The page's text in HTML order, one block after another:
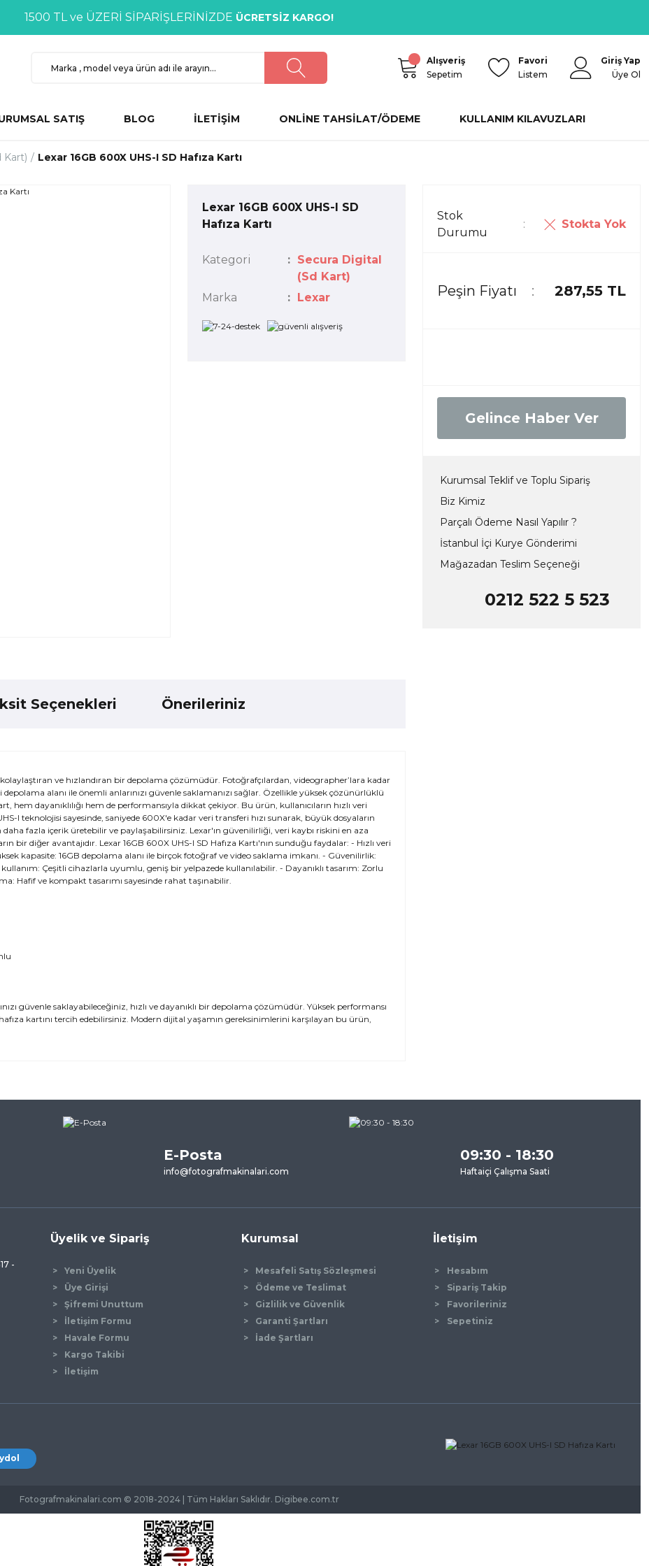
1500 TL ve ÜZERİ SİPARİŞLERİNİZDE ÜCRETSİZ KARGO!
Alışveriş
Sepetim
Favori
Listem
Giriş Yap
Üye Ol
SATIŞ BLOG İLETİŞİM ONLİNE TAHSİLAT/ÖDEME KULLANIM KILAVUZLARI
Kart) Lexar 16GB 600X UHS-I SD Hafıza Kartı
Lexar 16GB 600X UHS-I SD
Hafıza Kartı
Kategori
Secura Digital
(Sd Kart)
Marka
Lexar
Stok
Durumu
Stokta Yok
Peşin Fiyatı 287,55 TL
Gelince Haber Ver
Kurumsal Teklif ve Toplu Sipariş
Biz Kimiz
Parçalı Ödeme Nasıl Yapılır ?
İstanbul İçi Kurye Gönderimi
Mağazadan Teslim Seçeneği
0212 522 5 523
Seçenekleri Önerileriniz
kolaylaştıran ve hızlandıran bir depolama çözümüdür. Fotoğrafçılardan, videographer’lara kadar
alanı ile önemli anlarınızı güvenle saklamanızı sağlar. Özellikle yüksek çözünürlüklü
dayanıklılığı hem de performansıyla dikkat çekiyor. Bu ürün, kullanıcıların hızlı veri
I teknolojisi sayesinde, saniyede 600X'e kadar veri transferi hızı sunarak, büyük dosyaların
fazla içerik üretebilir ve paylaşabilirsiniz. Lexar'ın güvenilirliği, veri kaybı riskini en aza
bir diğer avantajıdır. Lexar 16GB 600X UHS-I SD Hafıza Kartı'nın sunduğu faydalar: - Hızlı veri
kapasite: 16GB depolama alanı ile birçok fotoğraf ve video saklama imkanı. - Güvenilirlik:
Çeşitli cihazlarla uyumlu, geniş bir yelpazede kullanılabilir. - Dayanıklı tasarım: Zorlu
Hafif ve kompakt tasarımı sayesinde rahat taşınabilir.
güvenle saklayabileceğiniz, hızlı ve dayanıklı bir depolama çözümüdür. Yüksek performansı
kartını tercih edebilirsiniz. Modern dijital yaşamın gereksinimlerini karşılayan bu ürün,
Gönder
E-Posta
info@fotografmakinalari.com
09:30 - 18:30
Haftaiçi Çalışma Saati
-
Üyelik ve Sipariş
Yeni Üyelik
Üye Girişi
Şifremi Unuttum
İletişim Formu
Havale Formu
Kargo Takibi
İletişim
Kurumsal
Mesafeli Satış Sözleşmesi
Ödeme ve Teslimat
Gizlilik ve Güvenlik
Garanti Şartları
İade Şartları
İletişim
Hesabım
Sipariş Takip
Favorileriniz
Sepetiniz
Fotografmakinalari.com © 2018-2024 | Tüm Hakları Saklıdır. Digibee.com.tr